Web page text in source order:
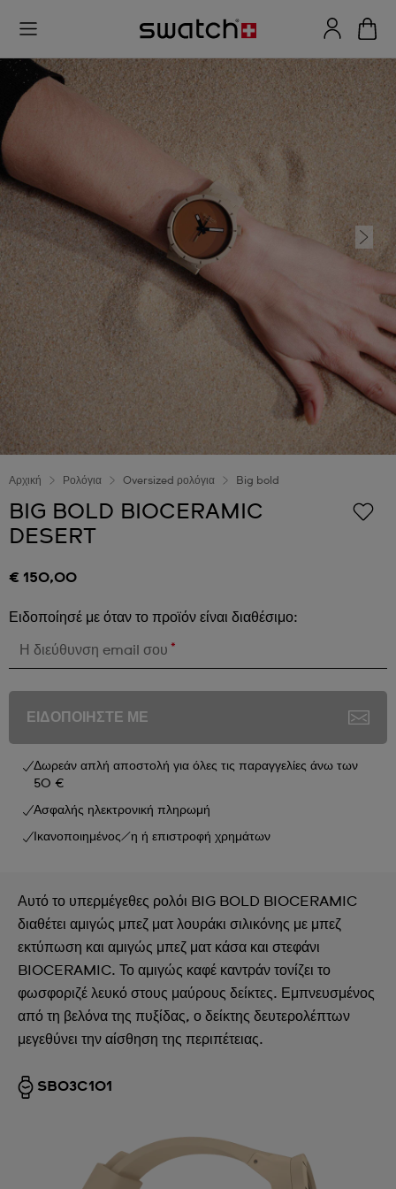
Αρχική Ρολόγια Oversized ρολόγια Big bold
BIG BOLD BIOCERAMIC
DESERT
€ 150,00
Ειδοποίησέ με όταν το προϊόν είναι διαθέσιμο:
Η διεύθυνση email σου *
ΕΙΔΟΠΟΙΗΣΤΕ ΜΕ
Δωρεάν απλή αποστολή για όλες τις παραγγελίες άνω των
50 €
Ασφαλής ηλεκτρονική πληρωμή
Ικανοποιημένος/η ή επιστροφή χρημάτων
Αυτό το υπερμέγεθες ρολόι BIG BOLD BIOCERAMIC
διαθέτει αμιγώς μπεζ ματ λουράκι σιλικόνης με μπεζ
εκτύπωση και αμιγώς μπεζ ματ κάσα και στεφάνι
BIOCERAMIC. Το αμιγώς καφέ καντράν τονίζει το
φωσφοριζέ λευκό στους μαύρους δείκτες. Εμπνευσμένος
από τη βελόνα της πυξίδας, ο δείκτης δευτερολέπτων
μεγεθύνει την αίσθηση της περιπέτειας.
SB03C101